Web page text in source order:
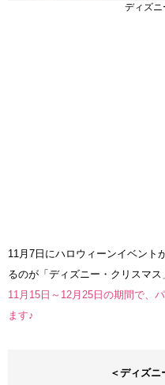
ディズニ
11月7日にハロウィーンイベント
るのが「ディズニー・クリスマス
11月15日～12月25日の期間で、
ます♪
＜ディズニ